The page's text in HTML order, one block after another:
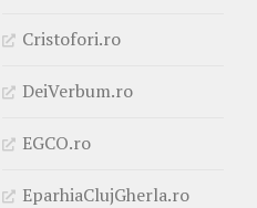
Cristofori.ro
DeiVerbum.ro
EGCO.ro
EparhiaClujGherla.ro